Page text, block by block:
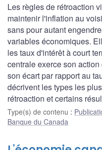
Les règles de rétroaction
maintenir l'inflation au
sans pour autant
variables économiques.
les taux d'intérêt à court
centrale exerce son
son écart par rapport au
décrivent les types les
rétroaction et certains
Type(s) de contenu :
Banque du Canada